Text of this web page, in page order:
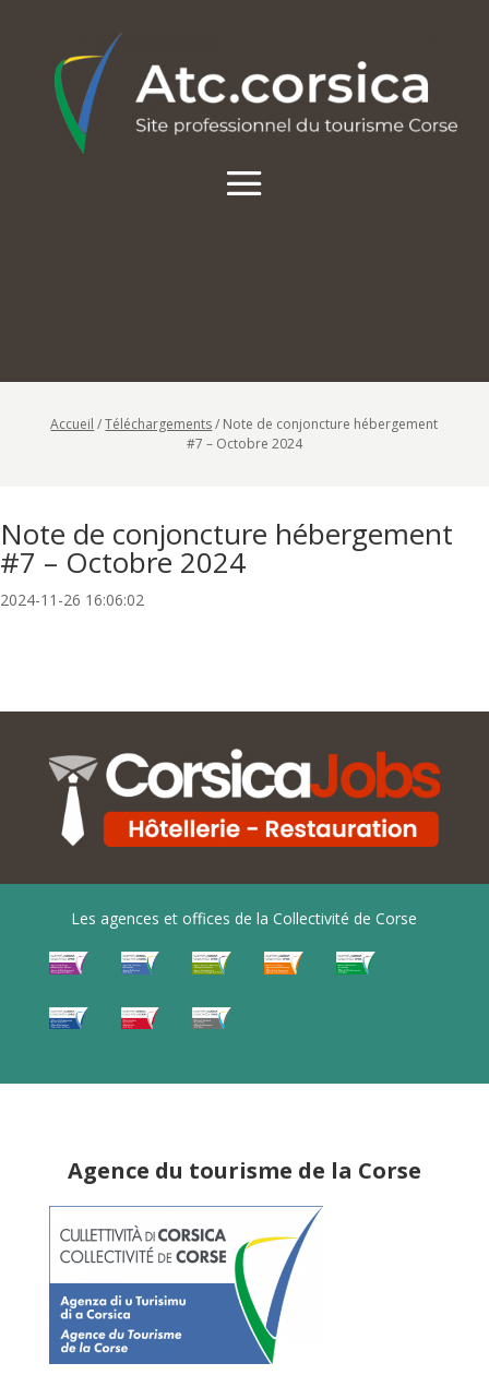
Accueil /Téléchargements/ Note de conjoncture hébergement
#7 – Octobre 2024
Note de conjoncture hébergement
#7 – Octobre 2024
2024-11-26 16:06:02
Les agences et offices de la Collectivité de Corse
Agence du tourisme de la Corse